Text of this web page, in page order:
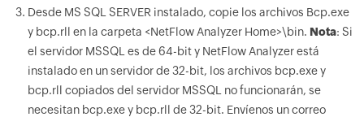
Desde MS SQL SERVER instalado, copie los archivos Bcp.exe
y bcp.rll en la carpeta <NetFlow Analyzer Home>\bin. Nota: Si
el servidor MSSQL es de 64-bit y NetFlow Analyzer está
instalado en un servidor de 32-bit, los archivos bcp.exe y
bcp.rll copiados del servidor MSSQL no funcionarán, se
necesitan bcp.exe y bcp.rll de 32-bit. Envíenos un correo